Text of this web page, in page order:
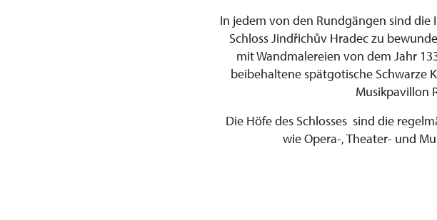
In jedem von den Rundgängen sind
Schloss Jindřichův Hradec zu
mit Wandmalereien von dem Jahr
beibehaltene spätgotische Schwarze
Musikpavillon
Die Höfe des Schlosses sind die
wie Opera-, Theater- und